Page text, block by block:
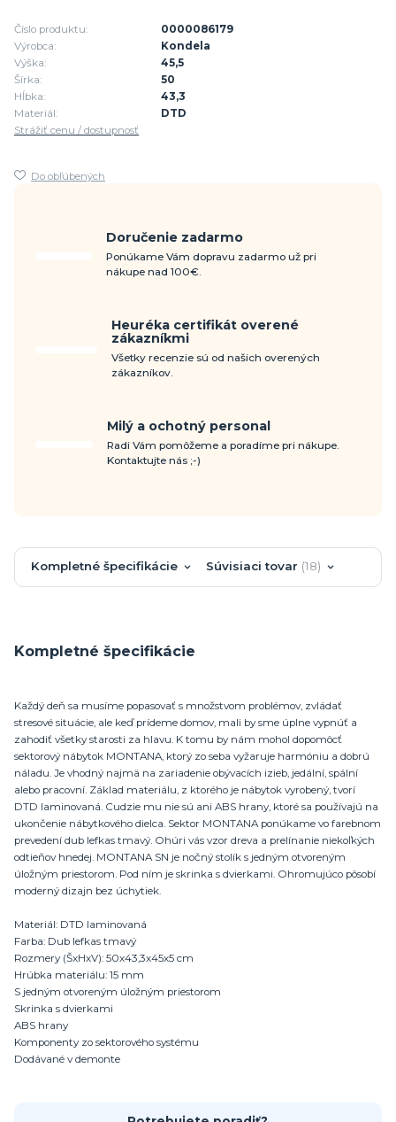
Číslo produktu:
0000086179
Výrobca:
Kondela
Výška:
45,5
Šírka:
50
Hĺbka:
43,3
Materiál:
DTD
Strážiť cenu / dostupnosť
Do obľúbených
Doručenie zadarmo
Ponúkame Vám dopravu zadarmo už pri
nákupe nad 100€.
Heuréka certifikát overené
zákazníkmi
Všetky recenzie sú od našich overených
zákazníkov.
Milý a ochotný personal
Radi Vám pomôžeme a poradíme pri nákupe.
Kontaktujte nás ;-)
Kompletné špecifikácie Súvisiaci tovar 18
Kompletné špecifikácie
Každý deň sa musíme popasovať s množstvom problémov, zvládať
stresové situácie, ale keď prídeme domov, mali by sme úplne vypnúť a
zahodiť všetky starosti za hlavu. K tomu by nám mohol dopomôcť
sektorový nábytok MONTANA, ktorý zo seba vyžaruje harmóniu a dobrú
náladu. Je vhodný najmä na zariadenie obývacích izieb, jedální, spální
alebo pracovní. Základ materiálu, z ktorého je nábytok vyrobený, tvorí
DTD laminovaná. Cudzie mu nie sú ani ABS hrany, ktoré sa používajú na
ukončenie nábytkového dielca. Sektor MONTANA ponúkame vo farebnom
prevedení dub lefkas tmavý. Ohúri vás vzor dreva a prelínanie niekoľkých
odtieňov hnedej. MONTANA SN je nočný stolík s jedným otvoreným
úložným priestorom. Pod ním je skrinka s dvierkami. Ohromujúco pôsobí
moderný dizajn bez úchytiek.
Materiál: DTD laminovaná
Farba: Dub lefkas tmavý
Rozmery (ŠxHxV): 50x43,3x45x5 cm
Hrúbka materiálu: 15 mm
S jedným otvoreným úložným priestorom
Skrinka s dvierkami
ABS hrany
Komponenty zo sektorového systému
Dodávané v demonte